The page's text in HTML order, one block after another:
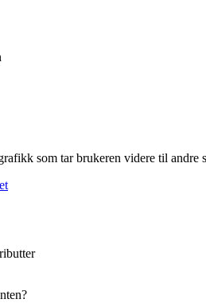
som tar brukeren videre til andre